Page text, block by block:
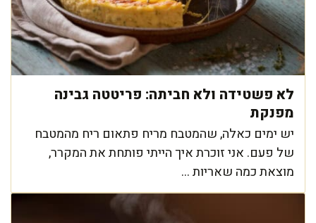
לא פשטידה ולא חביתה: פריטטה גבינה
מפנקת
יש ימים כאלה, שהמטבח מריח פתאום ריח מהמטבח
של פעם. אני זוכרת איך הייתי פותחת את המקרר,
מוצאת כמה שאריות ...